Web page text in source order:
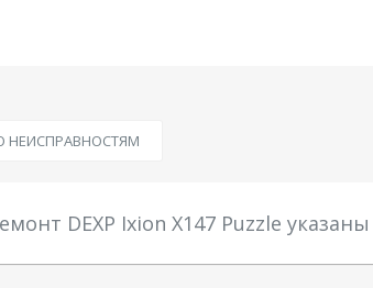
НЕИСПРАВНОСТЯМ
DEXP Ixion X147 Puzzle указаны